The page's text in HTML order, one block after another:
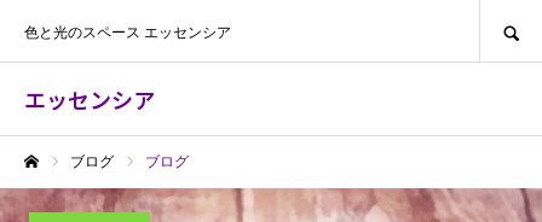
エッセンシア
色と光のスペース エッセンシア
ブログ ブログ